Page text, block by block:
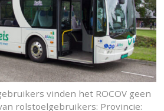
vinden het ROCOV geen
rolstoelgebruikers: Provincie: